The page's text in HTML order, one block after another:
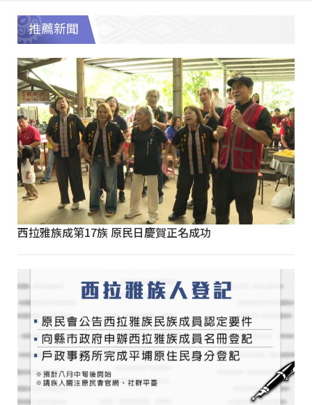
推薦新聞
西拉雅族成第17族 原民日慶賀正名成功